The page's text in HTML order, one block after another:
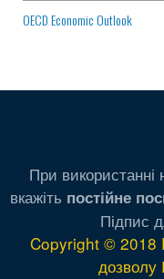
OECD Economic Outlook
При
вкажіть постійне
Підпис
Copyright © 2018
дозволу